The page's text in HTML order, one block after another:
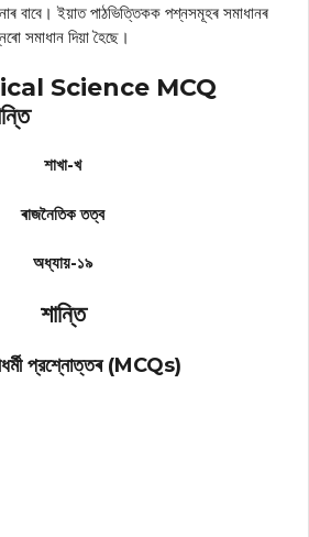
বাবে। ইয়াত পাঠভিত্তিকক পশ্নসমূহৰ সমাধানৰ
সমাধান দিয়া হৈছে।
Science MCQ
শাখা-খ
ৰাজনৈতিক তত্ব
অধ্যায়-১৯
শান্তি
প্রশ্নোত্তৰ (MCQs)